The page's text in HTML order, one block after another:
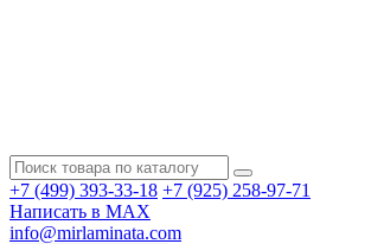
+7 (499) 393-33-18 +7 (925) 258-97-71
Написать в MAX
info@mirlaminata.com